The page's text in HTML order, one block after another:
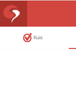
Kuis